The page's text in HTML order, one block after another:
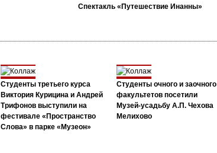
Спектакль «Путешествие Инанны»
Студенты третьего курса
Виктория Курицина и Андрей
Трифонов выступили на
фестивале «Пространство
Слова» в парке «Музеон»
Студенты очного и заочного
факультетов посетили
Музей-усадьбу А.П. Чехова
Мелихово